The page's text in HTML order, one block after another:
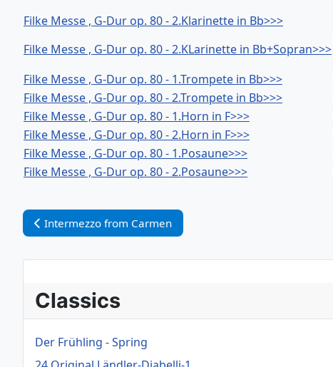
Filke Messe , G-Dur op. 80 - 2.Klarinette in Bb>>>
Filke Messe , G-Dur op. 80 - 2.KLarinette in Bb+Sopran>>>
Filke Messe , G-Dur op. 80 - 1.Trompete in Bb>>>
Filke Messe , G-Dur op. 80 - 2.Trompete in Bb>>>
Filke Messe , G-Dur op. 80 - 1.Horn in F>>>
Filke Messe , G-Dur op. 80 - 2.Horn in F>>>
Filke Messe , G-Dur op. 80 - 1.Posaune>>>
Filke Messe , G-Dur op. 80 - 2.Posaune>>>
Vorheriger Beitrag: Intermezzo from Carmen
Intermezzo from Carmen
Classics
Der Frühling - Spring